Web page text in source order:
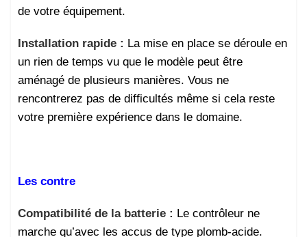
de votre équipement.
Installation rapide : La mise en place se déroule en
un rien de temps vu que le modèle peut être
aménagé de plusieurs manières. Vous ne
rencontrerez pas de difficultés même si cela reste
votre première expérience dans le domaine.
Les contre
Compatibilité de la batterie : Le contrôleur ne
marche qu’avec les accus de type plomb-acide.